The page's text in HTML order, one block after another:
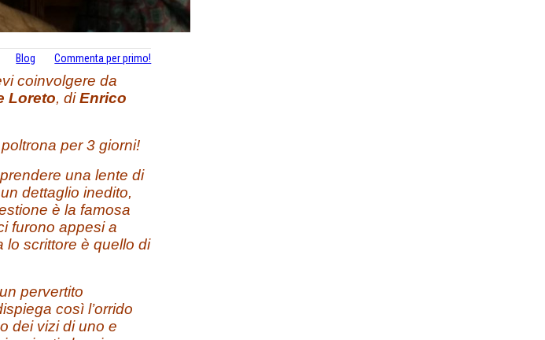
Commenta per primo!
Blog
coinvolgere da
Loreto, diEnrico
per 3 giorni!
una lente di
dettaglio inedito,
è la famosa
furono appesi a
lo scrittore è quello di
pervertito
così l’orrido
dei vizi di uno e